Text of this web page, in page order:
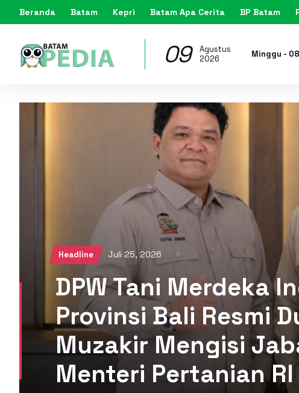
Beranda Batam Kepri Batam Apa Cerita BP Batam
09
Agustus
2026
Minggu - 08
Headline Juli 25, 2026
DPW Tani Merdeka
Provinsi Bali Resmi
Muzakir Mengisi
Menteri Pertanian RI